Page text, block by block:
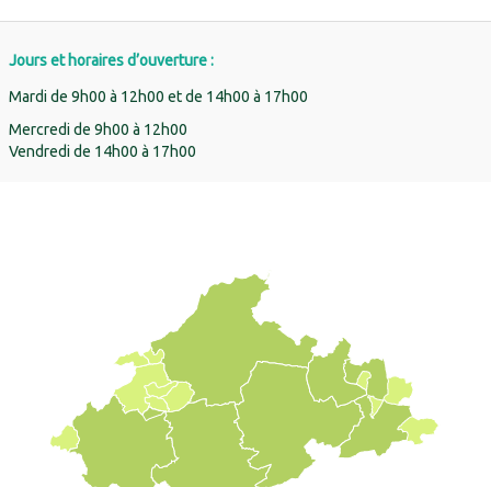
Jours et horaires d’ouverture :
Mardi de 9h00 à 12h00 et de 14h00 à 17h00
Mercredi de 9h00 à 12h00
Vendredi de 14h00 à 17h00